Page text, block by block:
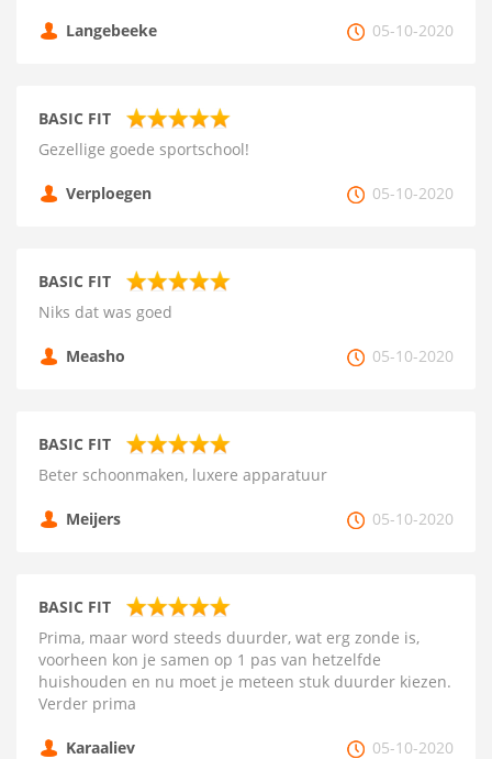
Langebeeke 05-10-2020
BASIC FIT
Gezellige goede sportschool!
Verploegen 05-10-2020
BASIC FIT
Niks dat was goed
Measho 05-10-2020
BASIC FIT
Beter schoonmaken, luxere apparatuur
Meijers 05-10-2020
BASIC FIT
Prima, maar word steeds duurder, wat erg zonde is,
voorheen kon je samen op 1 pas van hetzelfde
huishouden en nu moet je meteen stuk duurder kiezen.
Verder prima
Karaaliev 05-10-2020